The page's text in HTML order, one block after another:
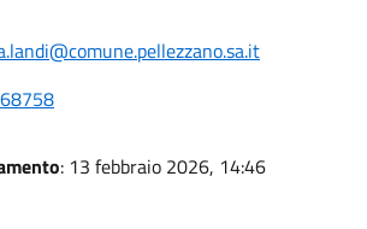
: 13 febbraio 2026, 14:46